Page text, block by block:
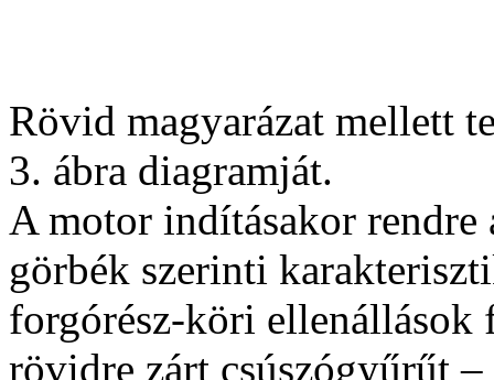
Rövid magyarázat mellett
3. ábra diagramját.
A motor indításakor rendre
görbék szerinti
forgórész-köri
rövidre zárt csúszógyűrűt